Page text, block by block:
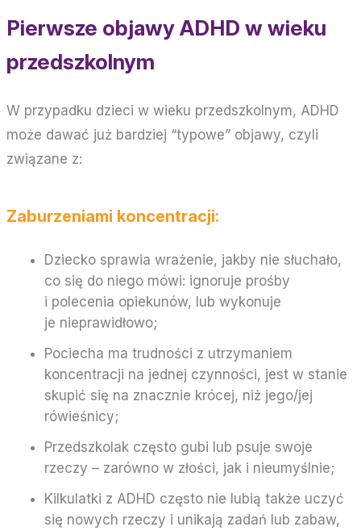
Pierwsze objawy ADHD w wieku
przedszkolnym
W przypadku dzieci w wieku przedszkolnym, ADHD
może dawać już bardziej “typowe” objawy, czyli
związane z:
Zaburzeniami koncentracji:
Dziecko sprawia wrażenie, jakby nie słuchało,
co się do niego mówi: ignoruje prośby
i polecenia opiekunów, lub wykonuje
je nieprawidłowo;
Pociecha ma trudności z utrzymaniem
koncentracji na jednej czynności, jest w stanie
skupić się na znacznie krócej, niż jego/jej
rówieśnicy;
Przedszkolak często gubi lub psuje swoje
rzeczy – zarówno w złości, jak i nieumyślnie;
Kilkulatki z ADHD często nie lubią także uczyć
się nowych rzeczy i unikają zadań lub zabaw,